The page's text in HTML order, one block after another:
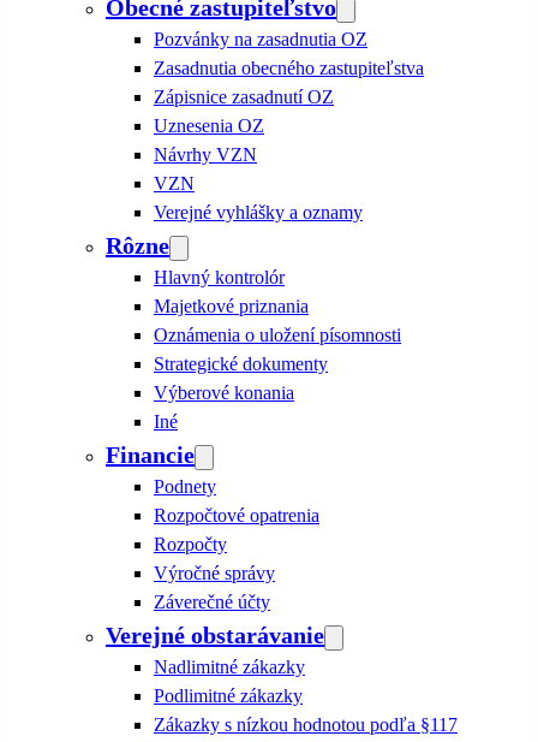
Obecné zastupiteľstvo
Pozvánky na zasadnutia OZ
Zasadnutia obecného zastupiteľstva
Zápisnice zasadnutí OZ
Uznesenia OZ
Návrhy VZN
VZN
Verejné vyhlášky a oznamy
Rôzne
Hlavný kontrolór
Majetkové priznania
Oznámenia o uložení písomnosti
Strategické dokumenty
Výberové konania
Iné
Financie
Podnety
Rozpočtové opatrenia
Rozpočty
Výročné správy
Záverečné účty
Verejné obstarávanie
Nadlimitné zákazky
Podlimitné zákazky
Zákazky s nízkou hodnotou podľa §117